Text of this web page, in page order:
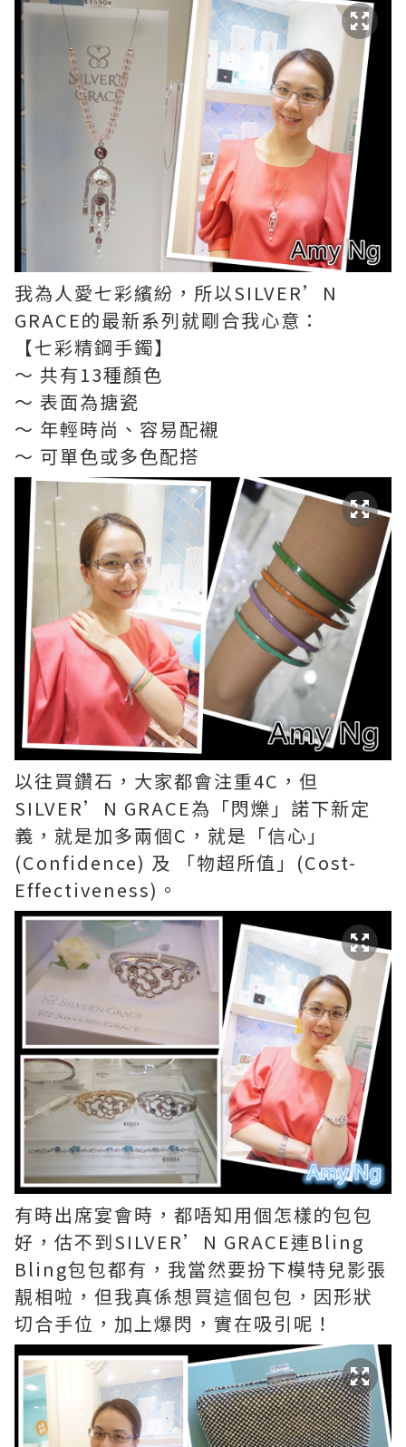
我為人愛七彩繽紛，所以SILVER’N
GRACE的最新系列就剛合我心意：
【七彩精鋼手鐲】
～ 共有13種顏色
～ 表面為搪瓷
～ 年輕時尚、容易配襯
～ 可單色或多色配搭
以往買鑽石，大家都會注重4C，但
SILVER’N GRACE為「閃爍」諾下新定
義，就是加多兩個C，就是「信心」
(Confidence) 及 「物超所值」(Cost-
Effectiveness)。
有時出席宴會時，都唔知用個怎樣的包包
好，估不到SILVER’N GRACE連Bling
Bling包包都有，我當然要扮下模特兒影張
靚相啦，但我真係想買這個包包，因形狀
切合手位，加上爆閃，實在吸引呢！